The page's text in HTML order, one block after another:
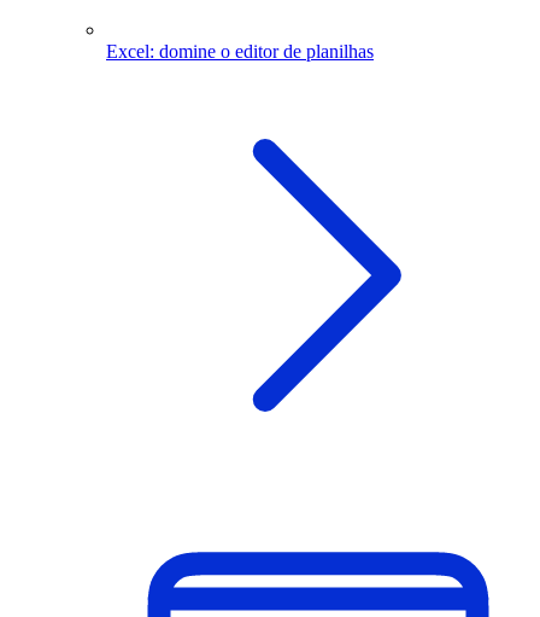
Excel: domine o editor de planilhas